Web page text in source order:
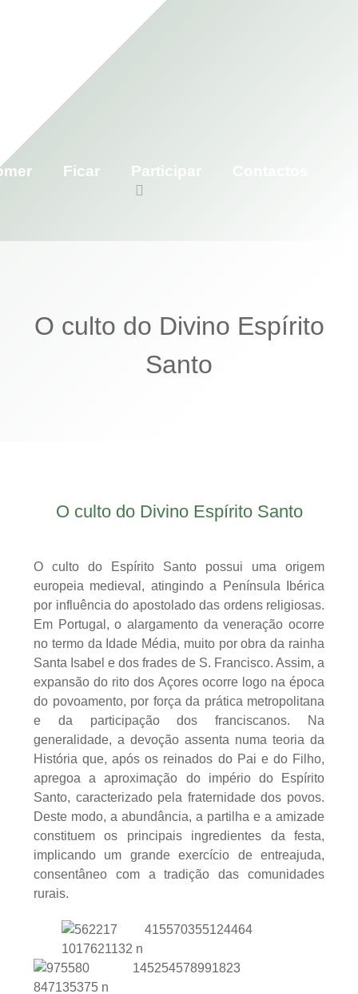
Ficar Participar
O culto do Divino Espírito
Santo
O culto do Divino Espírito Santo
O culto do Espírito Santo possui uma origem
europeia medieval, atingindo a Península Ibérica
por influência do apostolado das ordens religiosas.
Em Portugal, o alargamento da veneração ocorre
no termo da Idade Média, muito por obra da rainha
Santa Isabel e dos frades de S. Francisco. Assim, a
expansão do rito dos Açores ocorre logo na época
do povoamento, por força da prática metropolitana
e da participação dos franciscanos. Na
generalidade, a devoção assenta numa teoria da
História que, após os reinados do Pai e do Filho,
apregoa a aproximação do império do Espírito
Santo, caracterizado pela fraternidade dos povos.
Deste modo, a abundância, a partilha e a amizade
constituem os principais ingredientes da festa,
implicando um grande exercício de entreajuda,
consentâneo com a tradição das comunidades
rurais.